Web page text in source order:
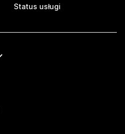
Status usługi